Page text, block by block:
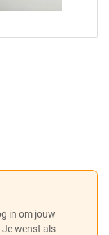
in om jouw
Je wenst als